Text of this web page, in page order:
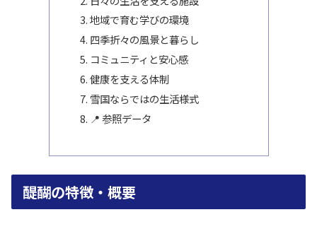
地域で育む学びの環境
四季折々の風景と暮らし
コミュニティと安心感
健康を支える体制
雪国ならではの生活様式
📍 参照データ
醍醐の特徴・概要